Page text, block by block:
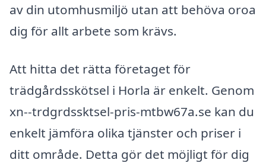
av din utomhusmiljö utan att behöva oroa
dig för allt arbete som krävs.
Att hitta det rätta företaget för
trädgårdsskötsel i Horla är enkelt. Genom
xn--trdgrdssktsel-pris-mtbw67a.se kan du
enkelt jämföra olika tjänster och priser i
ditt område. Detta gör det möjligt för dig